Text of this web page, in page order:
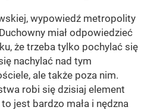
wypowiedź metropolity
miał odpowiedzieć
że trzeba tylko pochylać się
nachylać nad tym
ale także poza nim.
robi się dzisiaj element
jest bardzo mała i nędzna